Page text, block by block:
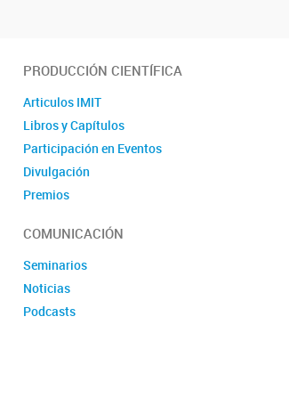
PRODUCCIÓN CIENTÍFICA
Articulos IMIT
Libros y Capítulos
Participación en Eventos
Divulgación
Premios
COMUNICACIÓN
Seminarios
Noticias
Podcasts